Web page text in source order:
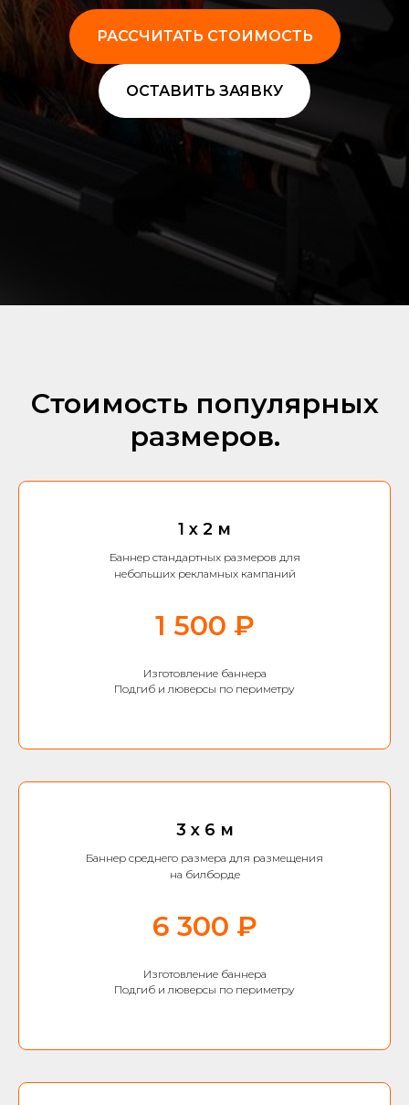
РАССЧИТАТЬ СТОИМОСТЬ
ОСТАВИТЬ ЗАЯВКУ
Стоимость популярных
размеров.
1 х 2 м
Баннер стандартных размеров для
небольших рекламных кампаний
1 500 ₽
Изготовление баннера
Подгиб и люверсы по периметру
3 х 6 м
Баннер среднего размера для размещения
на билборде
6 300 ₽
Изготовление баннера
Подгиб и люверсы по периметру